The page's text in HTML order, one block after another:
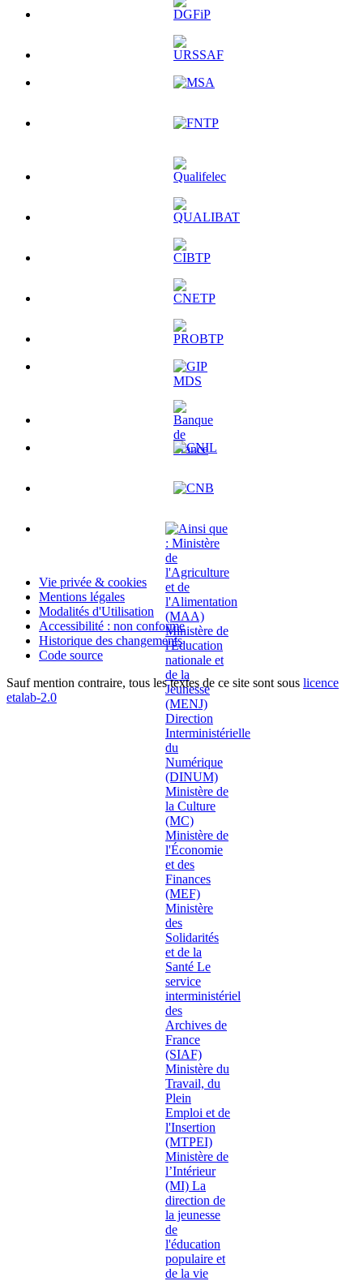
Vie privée & cookies
Mentions légales
Modalités d'Utilisation
Accessibilité : non conforme
Historique des changements
Code source
Sauf mention contraire, tous les textes de ce site sont sous licence
etalab-2.0